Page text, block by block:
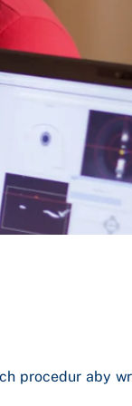
procedur aby